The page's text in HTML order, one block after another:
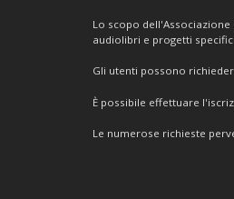
Lo scopo
audiolibri e progetti
Gli utenti possono
È possibile effettuare
Le numerose richieste